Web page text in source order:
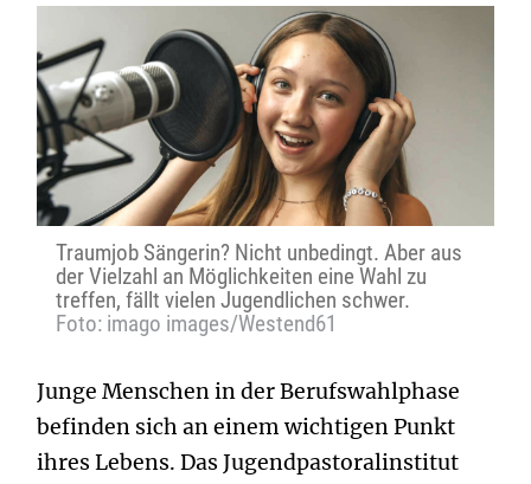
Traumjob Sängerin? Nicht unbedingt. Aber aus
der Vielzahl an Möglichkeiten eine Wahl zu
treffen, fällt vielen Jugendlichen schwer.
Foto: imago images/Westend61
Junge Menschen in der Berufswahlphase
befinden sich an einem wichtigen Punkt
ihres Lebens. Das Jugendpastoralinstitut